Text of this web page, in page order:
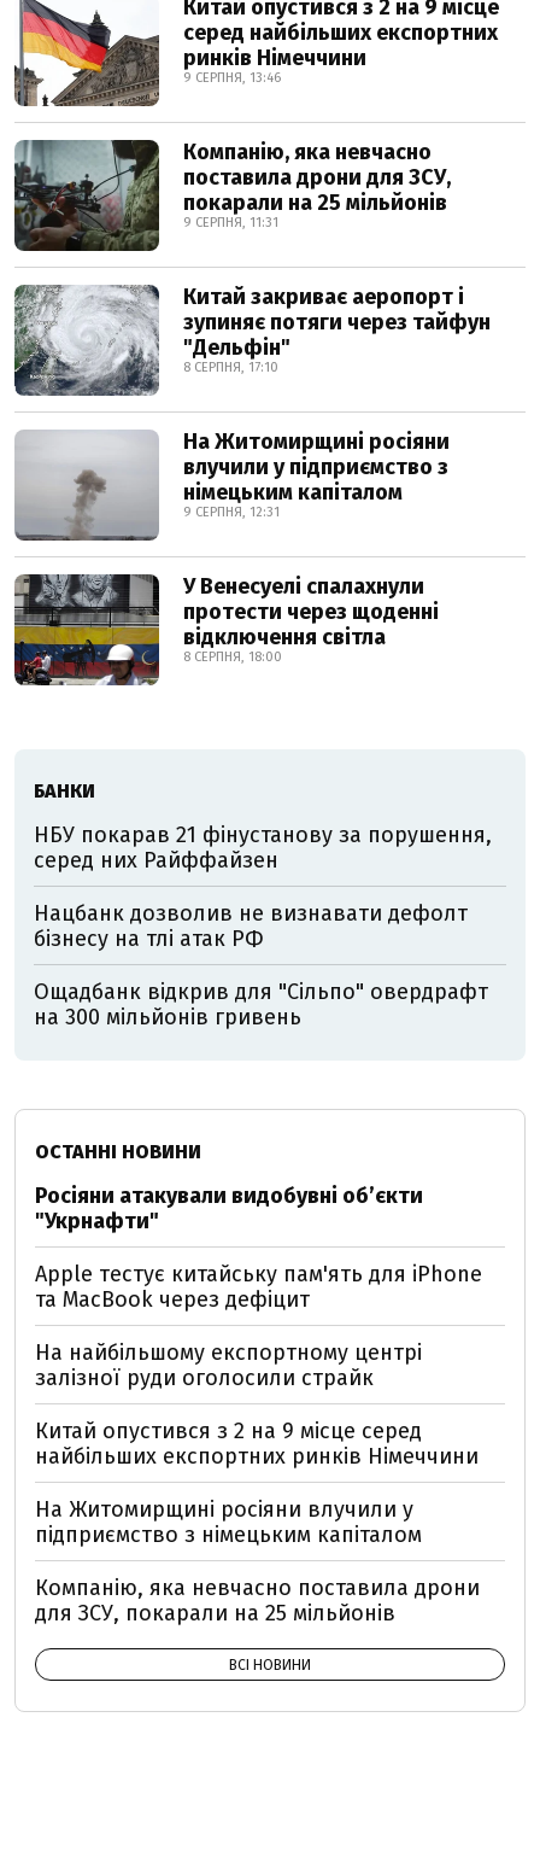
Китай опустився з 2 на 9 місце
серед найбільших експортних
ринків Німеччини
9 СЕРПНЯ, 13:46
Компанію, яка невчасно
поставила дрони для ЗСУ,
покарали на 25 мільйонів
9 СЕРПНЯ, 11:31
Китай закриває аеропорт і
зупиняє потяги через тайфун
"Дельфін"
8 СЕРПНЯ, 17:10
На Житомирщині росіяни
влучили у підприємство з
німецьким капіталом
9 СЕРПНЯ, 12:31
У Венесуелі спалахнули
протести через щоденні
відключення світла
8 СЕРПНЯ, 18:00
БАНКИ
НБУ покарав 21 фінустанову за порушення,
серед них Райффайзен
Нацбанк дозволив не визнавати дефолт
бізнесу на тлі атак РФ
Ощадбанк відкрив для "Сільпо" овердрафт
на 300 мільйонів гривень
ОСТАННІ НОВИНИ
Росіяни атакували видобувні обʼєкти
"Укрнафти"
Apple тестує китайську пам'ять для iPhone
та MacBook через дефіцит
На найбільшому експортному центрі
залізної руди оголосили страйк
Китай опустився з 2 на 9 місце серед
найбільших експортних ринків Німеччини
На Житомирщині росіяни влучили у
підприємство з німецьким капіталом
Компанію, яка невчасно поставила дрони
для ЗСУ, покарали на 25 мільйонів
ВСІ НОВИНИ